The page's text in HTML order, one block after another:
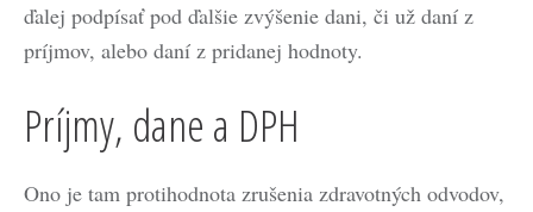
ďalej podpísať pod ďalšie zvýšenie dani, či už daní z
príjmov, alebo daní z pridanej hodnoty.
Príjmy, dane a DPH
Ono je tam protihodnota zrušenia zdravotných odvodov,